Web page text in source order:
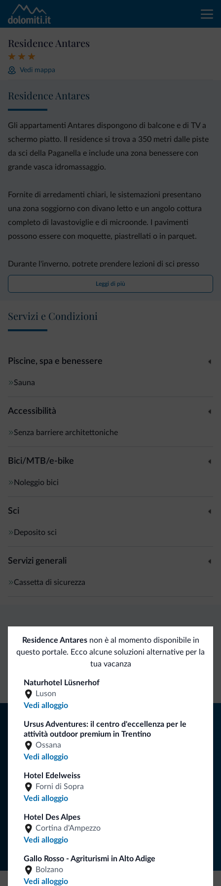
Residence Antares
Vedi mappa
Residence Antares
Gli appartamenti Antares dispongono di balcone e di TV a
schermo piatto. Il residence si trova a 350 metri dalle piste
da sci della Paganella e include una zona benessere con
grande vasca idromassaggio.
Fornite di arredamenti chiari, le sistemazioni presentano
una zona soggiorno con divano letto e un angolo cottura
completo di lavastoviglie e di microonde. I pavimenti
possono essere con moquette, piastrellati o in parquet.
Durante l'inverno, potrete prendere lezioni di sci presso
una scuola convenzionata e accedere a uno ski bus
gratuito. In estate, riceverete invece sconti presso una
A conduzione familiare, il Residence Antares si trova a 20
Molveno. Presso la struttura è possibile noleggiare
Leggi di più
Servizi e Condizioni
Piscine, spa e benessere
Sauna
Accessibilità
Senza barriere architettoniche
Bici/MTB/e-bike
Noleggio bici
Sci
Deposito sci
Servizi generali
Cassetta di sicurezza
Residence Antaresnon è al momento disponibile in
questo portale. Ecco alcune soluzioni alternative per la
tua vacanza
Naturhotel Lüsnerhof
Luson
Vedi alloggio
Ursus Adventures: il centro d'eccellenza per le
attività outdoor premium in Trentino
Ossana
Vedi alloggio
Hotel Edelweiss
Forni di Sopra
Vedi alloggio
Hotel Des Alpes
Cortina d'Ampezzo
Vedi alloggio
Gallo Rosso - Agriturismi in Alto Adige
Bolzano
Vedi alloggio
Vantaggi esclusivi Dolomiti.it
Tariffe
Segui Dolomiti.it
Consigli dalle Dolomiti
Riceverai informazioni, offerte esclusive e news per la tua
ISCRIVITI ALLA NEWSLETTER